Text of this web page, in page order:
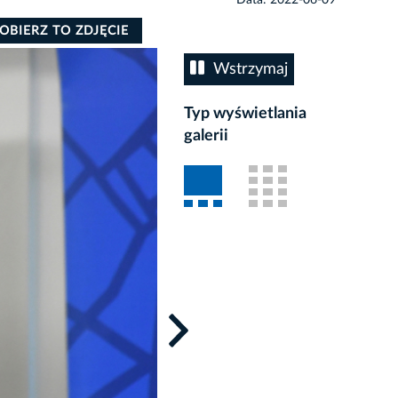
Wstrzymaj
Typ wyświetlania
galerii
TO ZDJĘCIE